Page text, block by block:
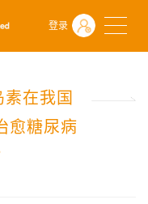
登录
能性治愈糖尿病还有多远？
在我国
愈糖尿病